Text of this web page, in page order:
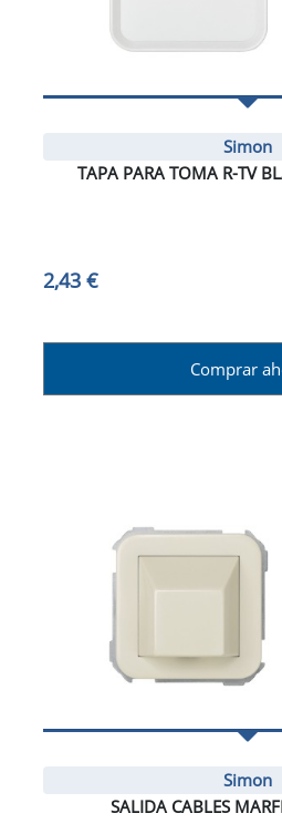
Simon
TAPA PARA TOMA R-TV
2,43 €
Comprar
Simon
SALIDA CABLES